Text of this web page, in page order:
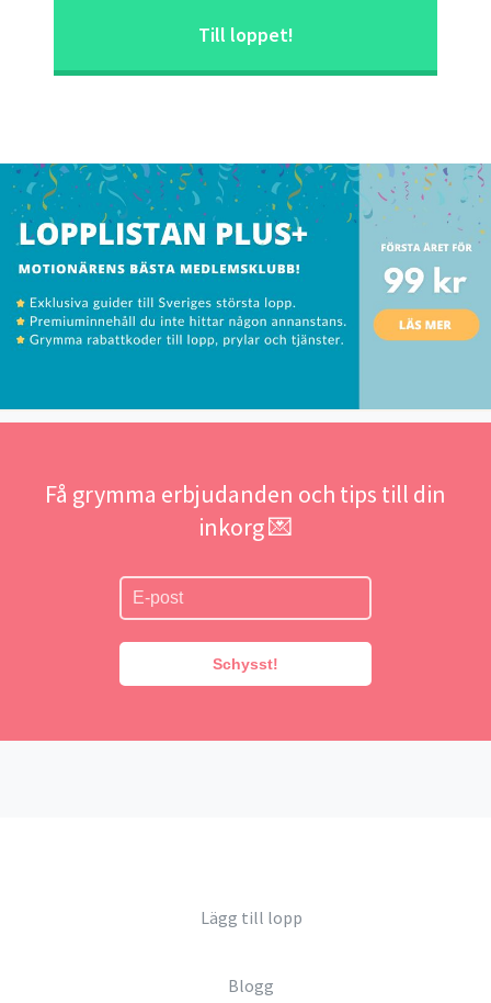
Till loppet!
Få grymma erbjudanden och tips till din
inkorg 💌
Schysst!
Lägg till lopp
Blogg